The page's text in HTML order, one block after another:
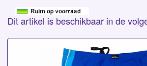
Dit artikel is beschikbaar in de